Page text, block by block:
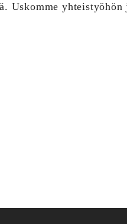
Uskomme